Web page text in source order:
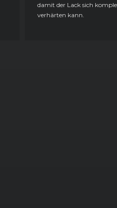
damit der Lack sich
verhärten kann.